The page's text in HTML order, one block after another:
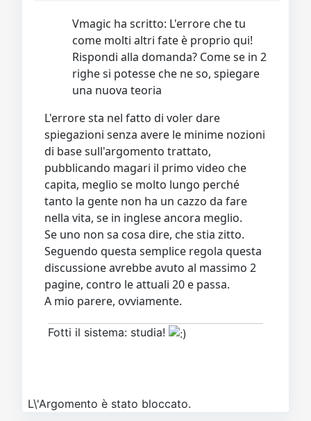
Vmagic ha scritto: L'errore che tu
come molti altri fate è proprio qui!
Rispondi alla domanda? Come se in 2
righe si potesse che ne so, spiegare
una nuova teoria
L'errore sta nel fatto di voler dare
spiegazioni senza avere le minime nozioni
di base sull'argomento trattato,
pubblicando magari il primo video che
capita, meglio se molto lungo perché
tanto la gente non ha un cazzo da fare
nella vita, se in inglese ancora meglio.
Se uno non sa cosa dire, che stia zitto.
Seguendo questa semplice regola questa
discussione avrebbe avuto al massimo 2
pagine, contro le attuali 20 e passa.
A mio parere, ovviamente.
Fotti il sistema: studia!
L\'Argomento è stato bloccato.